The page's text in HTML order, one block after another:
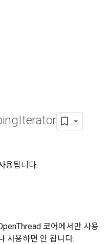
Iterator
용됩니다.
코어에서만 사용
사용하면 안 됩니다.